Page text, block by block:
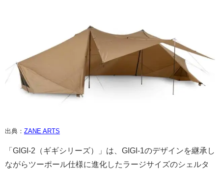
出典： ZANE ARTS
「GIGI-2（ギギシリーズ）」は、GIGI-1のデザインを継承し
ながらツーポール仕様に進化したラージサイズのシェルタ